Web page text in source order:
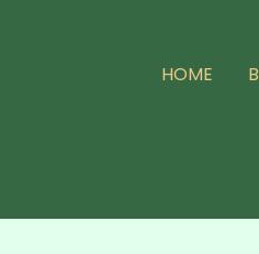
HOME